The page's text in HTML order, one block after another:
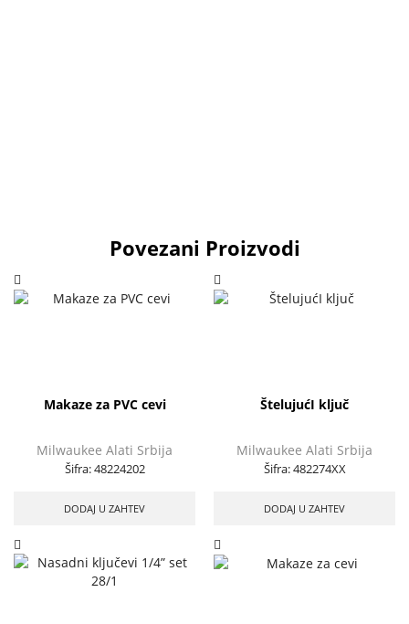
Povezani Proizvodi
Makaze za PVC cevi
Milwaukee Alati Srbija
Šifra:48224202
DODAJ U ZAHTEV
ŠtelujućI ključ
Milwaukee Alati Srbija
Šifra:482274XX
DODAJ U ZAHTEV